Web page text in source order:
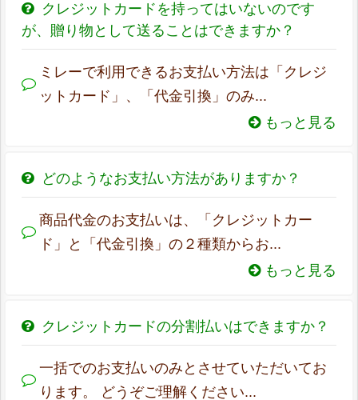
クレジットカードを持ってはいないのです
が、贈り物として送ることはできますか？
ミレーで利用できるお支払い方法は「クレジ
ットカード」、「代金引換」のみ...
もっと見る
どのようなお支払い方法がありますか？
商品代金のお支払いは、「クレジットカー
ド」と「代金引換」の２種類からお...
もっと見る
クレジットカードの分割払いはできますか？
一括でのお支払いのみとさせていただいてお
ります。 どうぞご理解ください...